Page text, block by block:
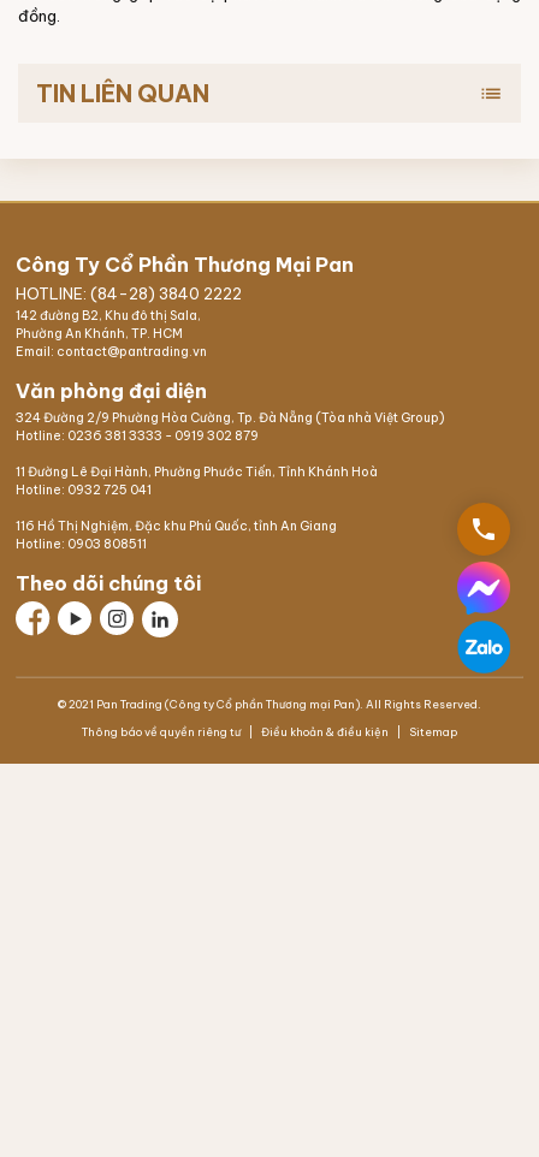
đồng.
TIN LIÊN QUAN list
Công Ty Cổ Phần Thương Mại Pan
HOTLINE: (84-28) 3840 2222
142 đường B2, Khu đô thị Sala,
Phường An Khánh, TP. HCM
Email: contact@pantrading.vn
Văn phòng đại diện
324 Đường 2/9 Phường Hòa Cường, Tp. Đà Nẵng (Tòa nhà Việt Group)
Hotline: 0236 381 3333 - 0919 302 879
11 Đường Lê Đại Hành, Phường Phước Tiến, Tỉnh Khánh Hoà
Hotline: 0932 725 041
116 Hồ Thị Nghiệm, Đặc khu Phú Quốc, tỉnh An Giang
Hotline: 0903 808511
Theo dõi chúng tôi
© 2021 Pan Trading (Công ty Cổ phần Thương mại Pan). All Rights Reserved.
Thông báo về quyền riêng tư Điều khoản & điều kiện Sitemap
phone